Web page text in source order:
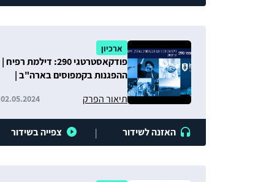
ארכיון
פודקאסטרטגי 290: דילמת רפיח |
ההפגנות בקמפוסים בארה"ב |
תיאור הפרק
02.05.2024
האזנה לשידור | צפייה בשידור